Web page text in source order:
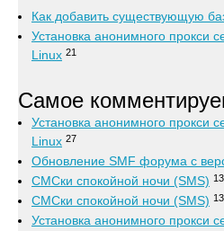
Как добавить существующую
Установка анонимного прокси
Linux 21
Самое
Установка анонимного прокси
Linux 27
Обновление SMF форума с
СМСки спокойной ночи (SMS) 13
СМСки спокойной ночи (SMS) 13
Установка анонимного прокси